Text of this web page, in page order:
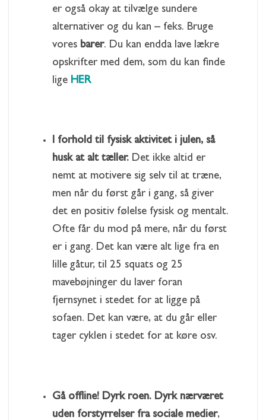
er også okay at tilvælge sundere
alternativer og du kan – feks. Bruge
vores barer. Du kan endda lave lækre
opskrifter med dem, som du kan finde
lige HER
I forhold til fysisk aktivitet i julen, så
husk at alt tæller.Det ikke altid er
nemt at motivere sig selv til at træne,
men når du først går i gang, så giver
det en positiv følelse fysisk og mentalt.
Ofte får du mod på mere, når du først
er i gang. Det kan være alt lige fra en
lille gåtur, til 25 squats og 25
mavebøjninger du laver foran
fjernsynet i stedet for at ligge på
sofaen. Det kan være, at du går eller
tager cyklen i stedet for at køre osv.
Gå offline! Dyrk roen. Dyrk nærværet
uden forstyrrelser fra sociale medier,